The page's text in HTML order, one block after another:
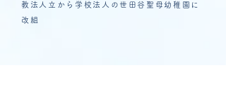
教法人立から学校法人の世田谷聖母幼稚園に
改組